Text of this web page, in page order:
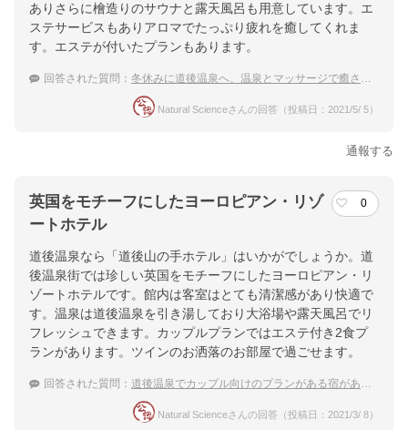
ありさらに檜造りのサウナと露天風呂も用意しています。エ
ステサービスもありアロマでたっぷり疲れを癒してくれま
す。エステが付いたプランもあります。
回答された質問： 冬休みに道後温泉へ、温泉とマッサージで癒されたいです
Natural Scienceさんの回答（投稿日：2021/5/ 5）
通報する
英国をモチーフにしたヨーロピアン・リゾ
ートホテル
0
道後温泉なら「道後山の手ホテル」はいかがでしょうか。道
後温泉街では珍しい英国をモチーフにしたヨーロピアン・リ
ゾートホテルです。館内は客室はとても清潔感があり快適で
す。温泉は道後温泉を引き湯しており大浴場や露天風呂でリ
フレッシュできます。カップルプランではエステ付き2食プ
ランがあります。ツインのお洒落のお部屋で過ごせます。
回答された質問： 道後温泉でカップル向けのプランがある宿があったら教えて！
Natural Scienceさんの回答（投稿日：2021/3/ 8）